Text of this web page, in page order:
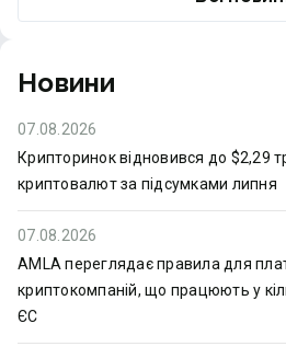
Новини
07.08.2026
Крипторинок відновився до $2,29
криптовалют за підсумками липня
07.08.2026
AMLA переглядає правила для
криптокомпаній, що працюють у
ЄС